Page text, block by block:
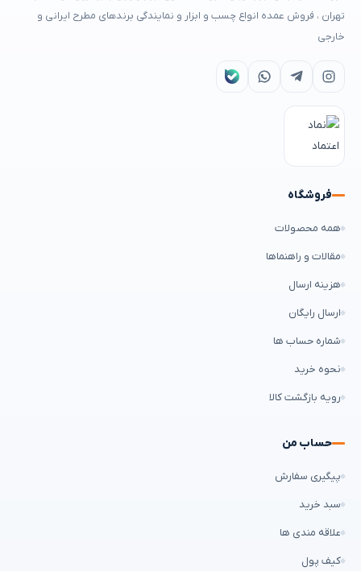
تهران ، فروش عمده انواع چسب و ابزار و نمایندگی برندهای مطرح ایرانی و
خارجی
فروشگاه
همه محصولات
مقالات و راهنماها
هزینه ارسال
ارسال رایگان
شماره حساب ها
نحوه خرید
رویه بازگشت کالا
حساب من
پیگیری سفارش
سبد خرید
علاقه مندی ها
کیف پول